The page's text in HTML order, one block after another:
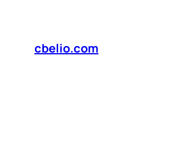
contenidocbelio.com